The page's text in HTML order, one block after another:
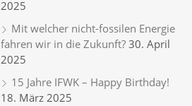
2025
Mit welcher nicht-fossilen Energie
fahren wir in die Zukunft? 30. April
2025
15 Jahre IFWK – Happy Birthday!
18. März 2025